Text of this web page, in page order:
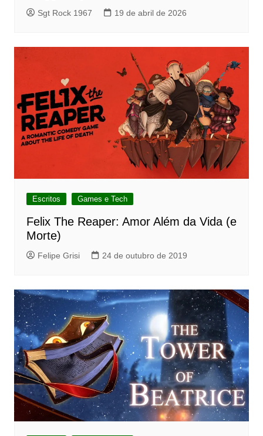
Sgt Rock 1967 19 de abril de 2026
Escritos Games e Tech
Felix The Reaper: Amor Além da Vida (e
Morte)
Felipe Grisi 24 de outubro de 2019